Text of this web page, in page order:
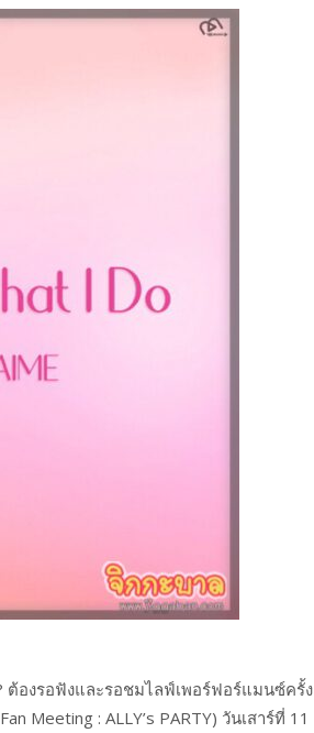
ต้องรอฟังและรอชมไลฟ์เพอร์ฟอร์แมนซ์ครั้ง
Meeting : ALLY’s PARTY) วันเสาร์ที่ 11